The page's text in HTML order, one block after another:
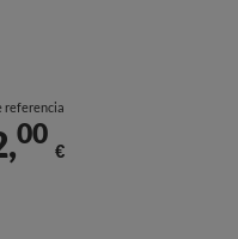
referencia
00
€